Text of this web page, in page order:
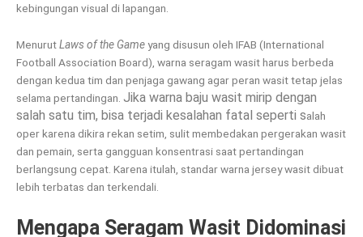
kebingungan visual di lapangan.
MenurutLaws of the Gameyang disusun oleh IFAB (International
Football Association Board), warna seragam wasit harus berbeda
dengan kedua tim dan penjaga gawang agar peran wasit tetap jelas
selama pertandingan. Jika warna baju wasit mirip dengan
salah satu tim, bisa terjadi kesalahan fatal seperti salah
oper karena dikira rekan setim, sulit membedakan pergerakan wasit
dan pemain, serta gangguan konsentrasi saat pertandingan
berlangsung cepat. Karena itulah, standar warna jersey wasit dibuat
lebih terbatas dan terkendali.
Mengapa Seragam Wasit Didominasi